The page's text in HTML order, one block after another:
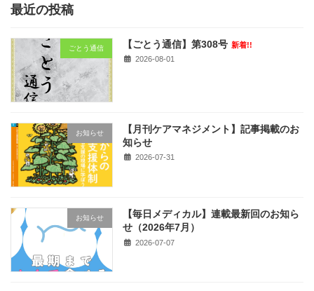
最近の投稿
ごとう通信 【ごとう通信】第308号 新着!!
2026-08-01
お知らせ
【月刊ケアマネジメント】記事掲載のお
知らせ
2026-07-31
お知らせ
【毎日メディカル】連載最新回のお知ら
せ（2026年7月）
2026-07-07